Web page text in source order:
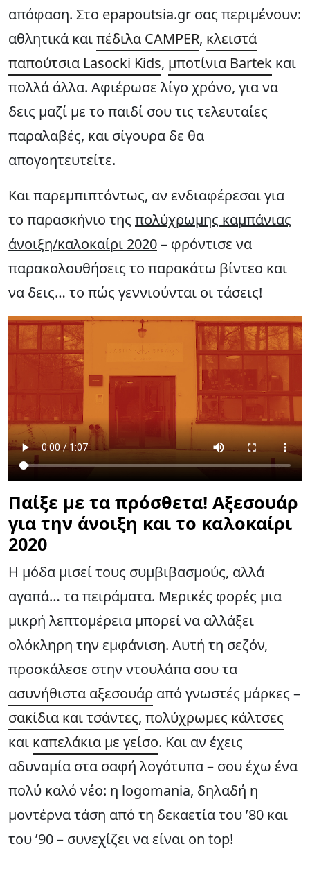
απόφαση. Στο epapoutsia.gr σας περιμένουν:
αθλητικά καιπέδιλα CAMPER, κλειστά
παπούτσια Lasocki Kids, μποτίνια Bartek και
πολλά άλλα. Αφιέρωσε λίγο χρόνο, για να
δεις μαζί με το παιδί σου τις τελευταίες
παραλαβές, και σίγουρα δε θα
απογοητευτείτε.
Και παρεμπιπτόντως, αν ενδιαφέρεσαι για
το παρασκήνιο της πολύχρωμης καμπάνιας
άνοιξη/καλοκαίρι 2020– φρόντισε να
παρακολουθήσεις το παρακάτω βίντεο και
να δεις… το πώς γεννιούνται οι τάσεις!
Παίξε με τα πρόσθετα! Αξεσουάρ
για την άνοιξη και το καλοκαίρι
2020
Η μόδα μισεί τους συμβιβασμούς, αλλά
αγαπά… τα πειράματα. Μερικές φορές μια
μικρή λεπτομέρεια μπορεί να αλλάξει
ολόκληρη την εμφάνιση. Αυτή τη σεζόν,
προσκάλεσε στην ντουλάπα σου τα
ασυνήθιστα αξεσουάρ από γνωστές μάρκες –
σακίδια και τσάντες, πολύχρωμες κάλτσες
και καπελάκια με γείσο. Και αν έχεις
αδυναμία στα σαφή λογότυπα – σου έχω ένα
πολύ καλό νέο: η logomania, δηλαδή η
μοντέρνα τάση από τη δεκαετία του ’80 και
του ’90 – συνεχίζει να είναι on top!